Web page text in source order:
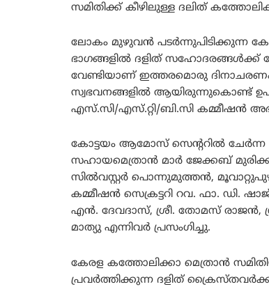
സമിതിക്ക് കീഴിലുള്ള ദലിത്
ലോകം മുഴുവൻ പടർന്നുപിടിക്കുന്ന
ഭാഗങ്ങളിൽ ദളിത് സഹോദരങ്ങൾക്ക്
വേണ്ടിയാണ് ഇത്തരമൊരു
സ്വഭവനങ്ങളിൽ ആയിരുന്നുകൊണ്ട്
എസ്.സി/എസ്.റ്റി/ബി.സി കമ്മീഷൻ
കോട്ടയം ആമോസ് സെന്ററിൽ
സഹായമെത്രാൻ മാർ ജേക്കബ്
സിൽവസ്റ്റർ പൊന്നുമുത്തൻ,
കമ്മീഷൻ സെക്രട്ടറി റവ. ഫാ. ഡി.
എൻ. ദേവദാസ്, ശ്രീ. തോമസ് രാജൻ,
മാത്യു എന്നിവർ പ്രസംഗിച്ചു.
കേരള കത്തോലിക്കാ മെത്രാൻ
പ്രവർത്തിക്കുന്ന ദളിത്